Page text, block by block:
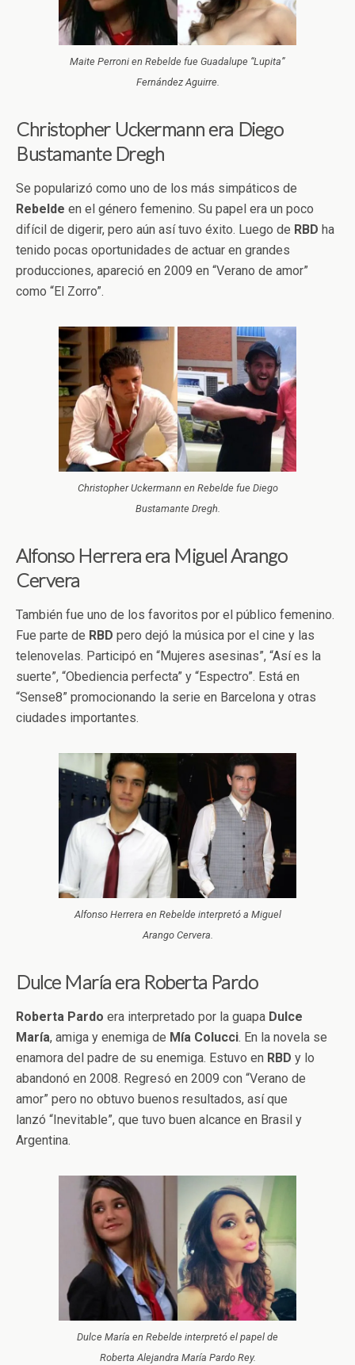
Maite Perroni en Rebelde fue Guadalupe “Lupita”
Fernández Aguirre.
Christopher Uckermann era Diego
Bustamante Dregh
Se popularizó como uno de los más simpáticos de
Rebelde en el género femenino. Su papel era un poco
difícil de digerir, pero aún así tuvo éxito. Luego de RBD ha
tenido pocas oportunidades de actuar en grandes
producciones, apareció en 2009 en “Verano de amor”
como “El Zorro”.
Christopher Uckermann en Rebelde fue Diego
Bustamante Dregh.
Alfonso Herrera era Miguel Arango
Cervera
También fue uno de los favoritos por el público femenino.
Fue parte de RBD pero dejó la música por el cine y las
telenovelas. Participó en “Mujeres asesinas”, “Así es la
suerte”, “Obediencia perfecta” y “Espectro”. Está en
“Sense8” promocionando la serie en Barcelona y otras
ciudades importantes.
Alfonso Herrera en Rebelde interpretó a Miguel
Arango Cervera.
Dulce María era Roberta Pardo
Roberta Pardo era interpretado por la guapa Dulce
María, amiga y enemiga de Mía Colucci. En la novela se
enamora del padre de su enemiga. Estuvo en RBD y lo
abandonó en 2008. Regresó en 2009 con “Verano de
amor” pero no obtuvo buenos resultados, así que
lanzó “Inevitable”, que tuvo buen alcance en Brasil y
Argentina.
Dulce María en Rebelde interpretó el papel de
Roberta Alejandra María Pardo Rey.